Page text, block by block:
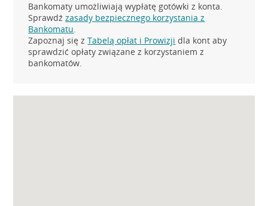
Bankomaty umożliwiają wypłatę gotówki z konta.
Sprawdźzasady bezpiecznego korzystania z
Bankomatu.
Zapoznaj się zTabelą opłat i Prowizji dla kont aby
sprawdzić opłaty związane z korzystaniem z
bankomatów.